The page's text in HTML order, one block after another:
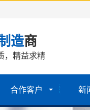
造商
，精益求精
合作客户 新